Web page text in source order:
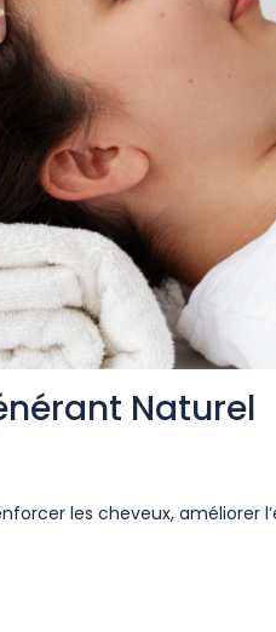
Naturel
les cheveux, améliorer